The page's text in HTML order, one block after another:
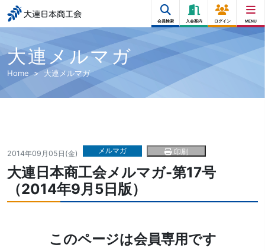
大連日本商工会
会員検索 入会案内 ログイン MENU
大連メルマガ
Home 大連メルマガ
2014年09月05日(金) メルマガ 印刷
大連日本商工会メルマガ-第17号
（2014年9月5日版）
このページは会員専用です